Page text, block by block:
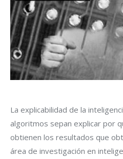
La explicabilidad de la
algoritmos sepan explicar por
obtienen los resultados que
área de investigación en